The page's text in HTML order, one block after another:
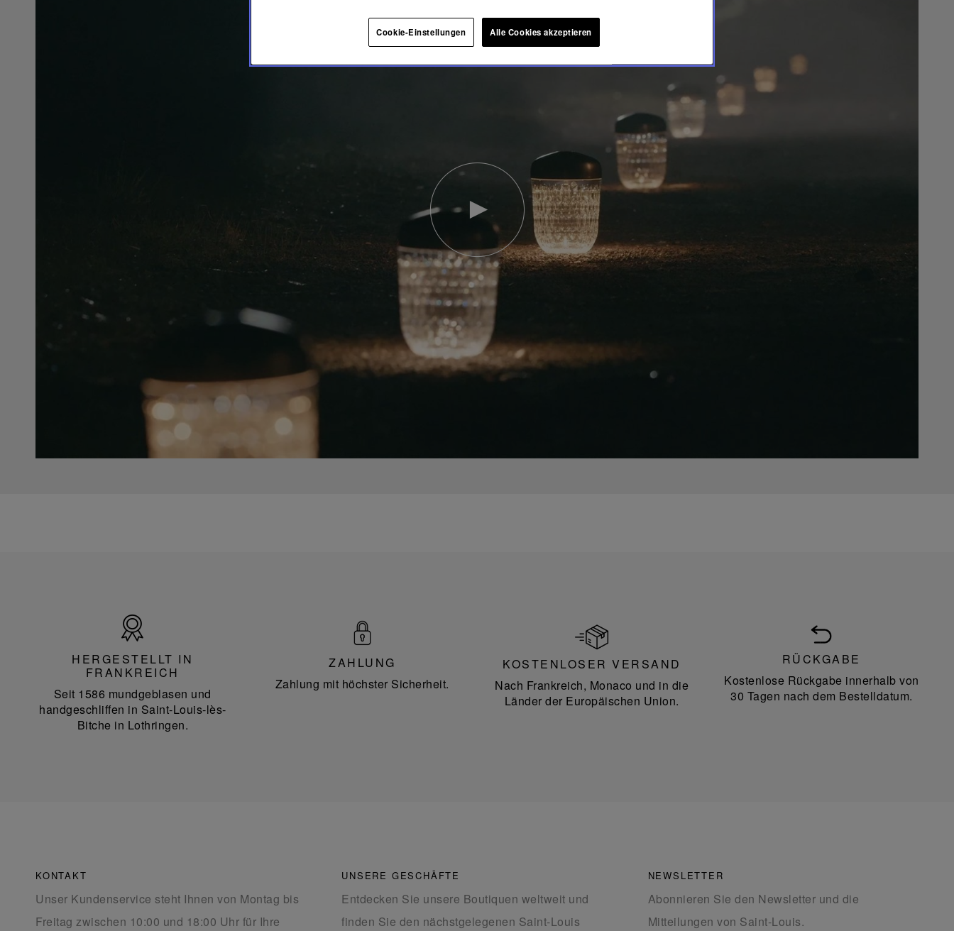
abspielen
YouTube-
Video,
Folia
Mini-
Portable-
Lampe
Frankreich
HERGESTELLT IN
FRANKREICH
Seit 1586 mundgeblasen und
handgeschliffen in Saint-Louis-lès-
Bitche in Lothringen.
ZAHLUNG
Zahlung mit höchster Sicherheit.
KOSTENLOSER VERSAND
Nach Frankreich, Monaco und in die
Länder der Europäischen Union.
RÜCKGABE
Kostenlose Rückgabe innerhalb von
30 Tagen nach dem Bestelldatum.
KONTAKT
Unser Kundenservice steht Ihnen von Montag bis
Freitag zwischen 10:00 und 18:00 Uhr für Ihre
UNSERE GESCHÄFTE
Entdecken Sie unsere Boutiquen weltweit und
finden Sie den nächstgelegenen Saint-Louis
NEWSLETTER
Abonnieren Sie den Newsletter und die
Mitteilungen von Saint-Louis.
Cookie-Einstellungen Alle Cookies akzeptieren